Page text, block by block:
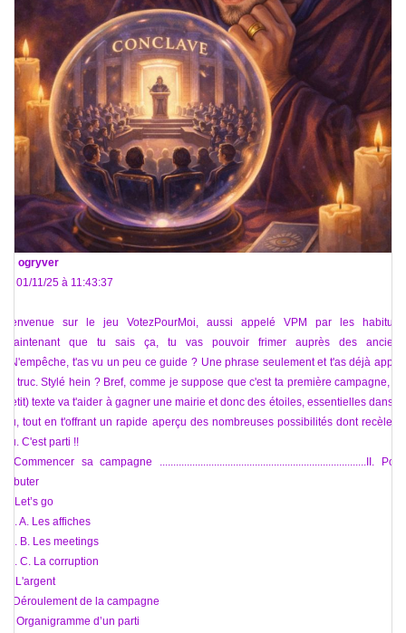
ogryver
Le 01/11/25 à 11:43:37
Bienvenue sur le jeu VotezPourMoi, aussi appelé VPM par les habitués
(maintenant que tu sais ça, tu vas pouvoir frimer auprès des anciens
!).N'empêche, t'as vu un peu ce guide ? Une phrase seulement et t'as déjà appris
un truc. Stylé hein ? Bref, comme je suppose que c'est ta première campagne, ce
(petit) texte va t'aider à gagner une mairie et donc des étoiles, essentielles dans le
jeu, tout en t'offrant un rapide aperçu des nombreuses possibilités dont recèle le
jeu. C'est parti !!
I. Commencer sa campagne ............................................................................II. Pour
debuter
III. Let’s go
...... A. Les affiches
...... B. Les meetings
...... C. La corruption
IV. L'argent
V. Déroulement de la campagne
VI. Organigramme d’un parti